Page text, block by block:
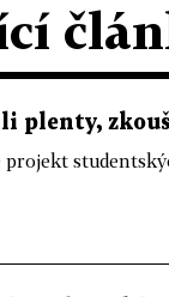
plenty,